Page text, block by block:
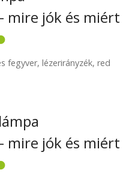
mire jók és miért
fegyver,lézerirányzék,red
mire jók és miért